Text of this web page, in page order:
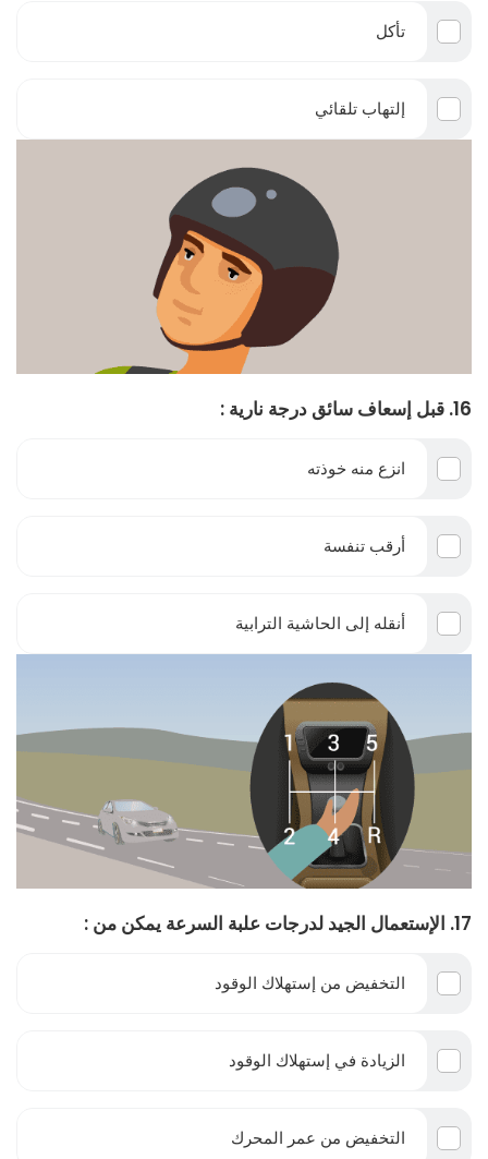
تأكل
إلتهاب تلقائي
16. قبل إسعاف سائق درجة نارية :
انزع منه خوذته
أرقب تنفسة
أنقله إلى الحاشية الترابية
17. الإستعمال الجيد لدرجات علبة السرعة يمكن من :
التخفيض من إستهلاك الوقود
الزيادة في إستهلاك الوقود
التخفيض من عمر المحرك